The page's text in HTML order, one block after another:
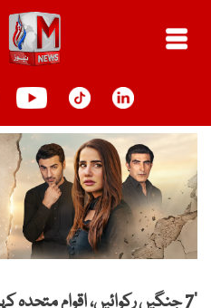
content